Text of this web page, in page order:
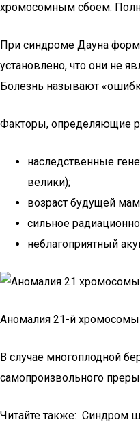
хромосомным сбоем.
При синдроме Дауна
установлено, что они не
Болезнь называют
Факторы, определяющие
наследственные
велики);
возраст будущей
сильное
неблагоприятный
Аномалия 21-й хромосомы
В случае многоплодной
самопроизвольного
Читайте также: Синдром